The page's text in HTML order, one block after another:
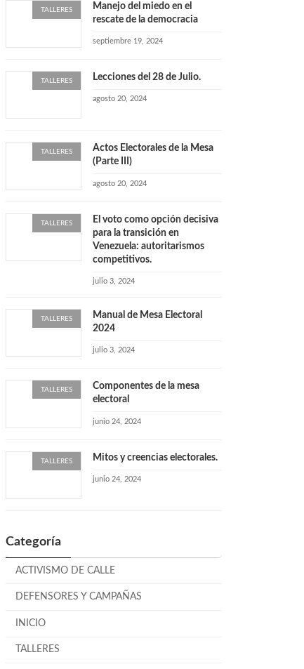
TALLERES
Manejo del miedo en el
rescate de la democracia
septiembre 19, 2024
TALLERES Lecciones del 28 de Julio.
agosto 20, 2024
TALLERES
Actos Electorales de la Mesa
(Parte III)
agosto 20, 2024
TALLERES
El voto como opción decisiva
para la transición en
Venezuela: autoritarismos
competitivos.
julio 3, 2024
TALLERES
Manual de Mesa Electoral
2024
julio 3, 2024
TALLERES
Componentes de la mesa
electoral
junio 24, 2024
TALLERES Mitos y creencias electorales.
junio 24, 2024
Categoría
ACTIVISMO DE CALLE
DEFENSORES Y CAMPAÑAS
INICIO
TALLERES